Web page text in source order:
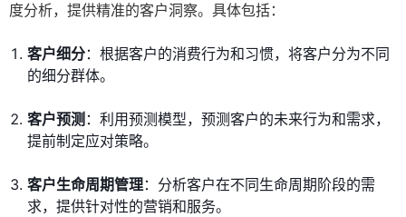
度分析，提供精准的客户洞察。具体包括：
客户细分：根据客户的消费行为和习惯，将客户分为不同
的细分群体。
客户预测 ：利用预测模型，预测客户的未来行为和需求，
提前制定应对策略。
客户生命周期管理：分析客户在不同生命周期阶段的需
求，提供针对性的营销和服务。